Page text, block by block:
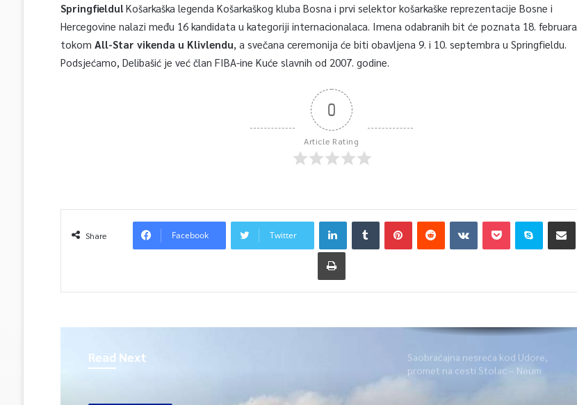
Springfieldu! Košarkaška legenda Košarkaškog kluba Bosna i prvi selektor košarkaške reprezentacije Bosne i
Hercegovine nalazi među 16 kandidata u kategoriji internacionalaca. Imena odabranih bit će poznata 18. februara
tokom All-Star vikenda u Klivlendu, a svečana ceremonija će biti obavljena 9. i 10. septembra u Springfieldu.
Podsjećamo, Delibašić je već član FIBA-ine Kuće slavnih od 2007. godine.
0
Article Rating
Share Facebook Twitter
Read Next
Saobraćajna nesreća kod Udore,
promet na cesti Stolac – Neum